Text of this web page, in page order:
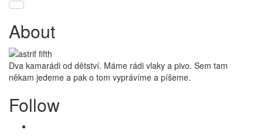
About
Dva kamarádi od dětství. Máme rádi vlaky a pivo. Sem tam
někam jedeme a pak o tom vyprávíme a píšeme.
Follow